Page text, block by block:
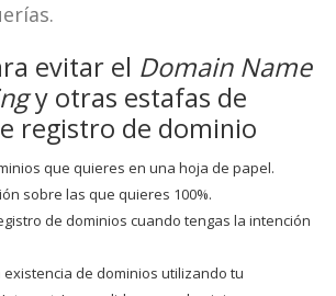
evitar el Domain Name
y otras estafas de
registro de dominio
que quieres en una hoja de papel.
sobre las que quieres 100%.
de dominios cuando tengas la intención
de dominios utilizando tu